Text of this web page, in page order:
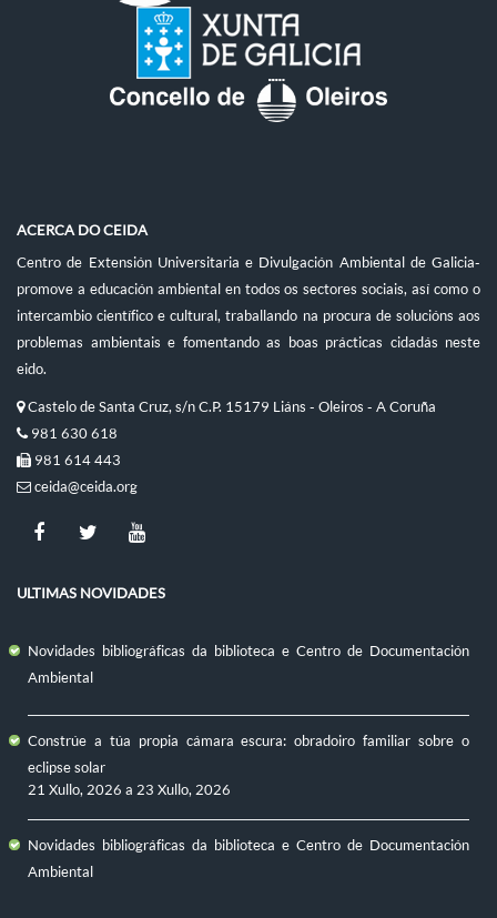
ACERCA DO CEIDA
Centro de Extensión Universitaria e Divulgación Ambiental de Galicia-
promove a educación ambiental en todos os sectores sociais, así como o
intercambio científico e cultural, traballando na procura de solucións aos
problemas ambientais e fomentando as boas prácticas cidadás neste
eido.
Castelo de Santa Cruz, s/n C.P. 15179 Liáns - Oleiros - A Coruña
981 630 618
981 614 443
ceida@ceida.org
ULTIMAS NOVIDADES
Novidades bibliográficas da biblioteca e Centro de Documentación
Ambiental
Constrúe a túa propia cámara escura: obradoiro familiar sobre o
eclipse solar
21 Xullo, 2026 a 23 Xullo, 2026
Novidades bibliográficas da biblioteca e Centro de Documentación
Ambiental